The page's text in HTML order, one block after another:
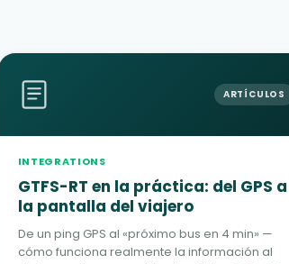
ARTÍCULOS
INTEGRATIONS
GTFS-RT en la práctica: del GPS a
la pantalla del viajero
De un ping GPS al «próximo bus en 4 min» —
cómo funciona realmente la información al